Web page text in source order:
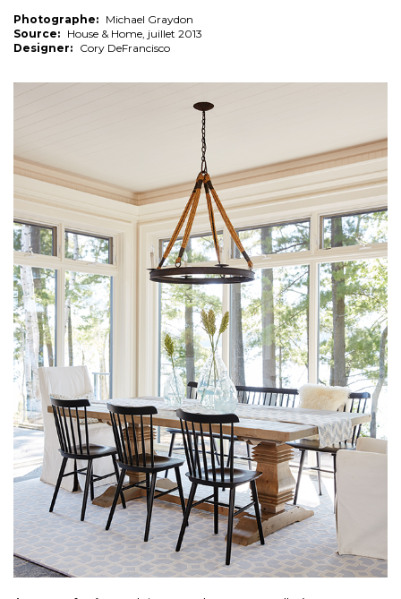
Photographe: Michael Graydon
Source: House & Home, juillet 2013
Designer: Cory DeFrancisco